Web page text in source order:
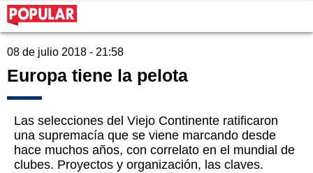
08 de julio 2018 - 21:58
Europa tiene la pelota
Las selecciones del Viejo Continente ratificaron
una supremacía que se viene marcando desde
hace muchos años, con correlato en el mundial de
clubes. Proyectos y organización, las claves.